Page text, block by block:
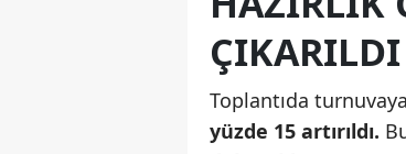
ÇIKARILDI
Toplantıda
yüzde 15 artırıldı.